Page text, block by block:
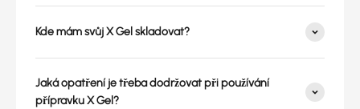
Kde mám svůj X Gel skladovat?
Jaká opatření je třeba dodržovat při používání
přípravku X Gel?